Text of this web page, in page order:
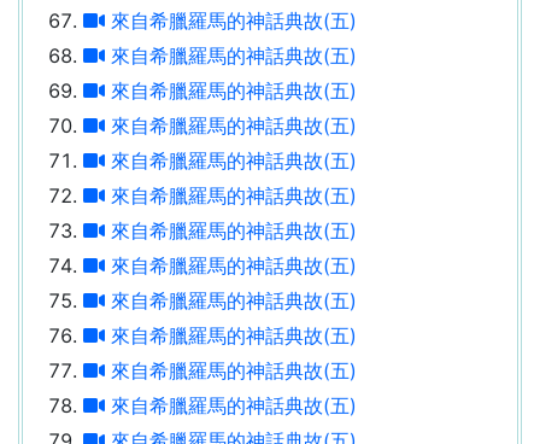
來自希臘羅馬的神話典故(五)
來自希臘羅馬的神話典故(五)
來自希臘羅馬的神話典故(五)
來自希臘羅馬的神話典故(五)
來自希臘羅馬的神話典故(五)
來自希臘羅馬的神話典故(五)
來自希臘羅馬的神話典故(五)
來自希臘羅馬的神話典故(五)
來自希臘羅馬的神話典故(五)
來自希臘羅馬的神話典故(五)
來自希臘羅馬的神話典故(五)
來自希臘羅馬的神話典故(五)